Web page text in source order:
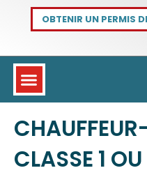
OBTENIR UN PERMIS
CLASSE 1